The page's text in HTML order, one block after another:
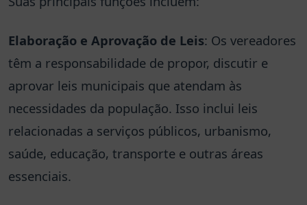
Elaboração e Aprovação de Leis: Os vereadores
têm a responsabilidade de propor, discutir e
aprovar leis municipais que atendam às
necessidades da população. Isso inclui leis
relacionadas a serviços públicos, urbanismo,
saúde, educação, transporte e outras áreas
essenciais.